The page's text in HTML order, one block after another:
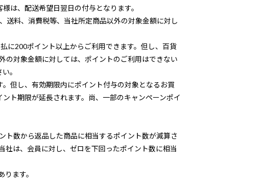
は、配送希望日翌日の付与となります。
送料、消費税等、当社所定商品以外の対象金額に対し
に200ポイント以上からご利用できます。但し、百貨
の対象金額に対しては、ポイントのご利用はできない
。
但し、有効期限内にポイント付与の対象となるお買
ト期限が延長されます。尚、一部のキャンペーンポイ
ト数から返品した商品に相当するポイント数が減算さ
は、会員に対し、ゼロを下回ったポイント数に相当
ます。